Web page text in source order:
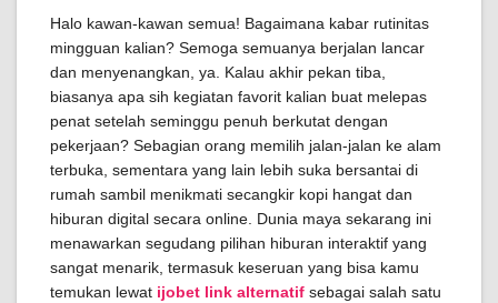
Halo kawan-kawan semua! Bagaimana kabar rutinitas
mingguan kalian? Semoga semuanya berjalan lancar
dan menyenangkan, ya. Kalau akhir pekan tiba,
biasanya apa sih kegiatan favorit kalian buat melepas
penat setelah seminggu penuh berkutat dengan
pekerjaan? Sebagian orang memilih jalan-jalan ke alam
terbuka, sementara yang lain lebih suka bersantai di
rumah sambil menikmati secangkir kopi hangat dan
hiburan digital secara online. Dunia maya sekarang ini
menawarkan segudang pilihan hiburan interaktif yang
sangat menarik, termasuk keseruan yang bisa kamu
temukan lewat ijobet link alternatif sebagai salah satu